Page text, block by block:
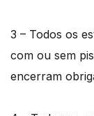
3 – Todos os
com ou sem
encerram